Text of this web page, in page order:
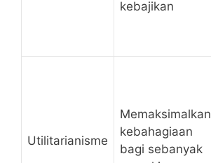
kebajikan
Utilitarianisme
Memaksimalkan
kebahagiaan
bagi sebanyak